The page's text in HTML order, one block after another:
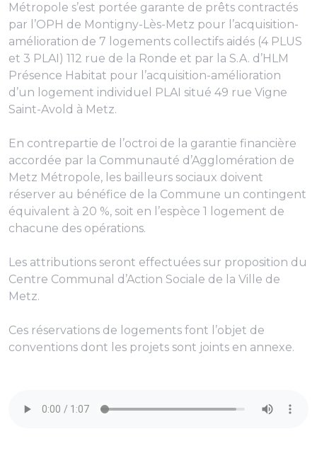
Métropole s’est portée garante de prêts contractés
par l’OPH de Montigny-Lès-Metz pour l’acquisition-
amélioration de 7 logements collectifs aidés (4 PLUS
et 3 PLAI) 112 rue de la Ronde et par la S.A. d’HLM
Présence Habitat pour l’acquisition-amélioration
d’un logement individuel PLAI situé 49 rue Vigne
Saint-Avold à Metz.
En contrepartie de l’octroi de la garantie financière
accordée par la Communauté d’Agglomération de
Metz Métropole, les bailleurs sociaux doivent
réserver au bénéfice de la Commune un contingent
équivalent à 20 %, soit en l’espèce 1 logement de
chacune des opérations.
Les attributions seront effectuées sur proposition du
Centre Communal d’Action Sociale de la Ville de
Metz.
Ces réservations de logements font l’objet de
conventions dont les projets sont joints en annexe.